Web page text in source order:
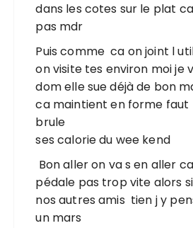
dans les cotes sur le plat
pas mdr
Puis comme ca on joint l
on visite tes environ moi je
dom elle sue déjà de bon
ca maintient en forme faut
brule
ses calorie du wee kend
Bon aller on va s en aller
pédale pas trop vite alors
nos autres amis tien j y
un mars